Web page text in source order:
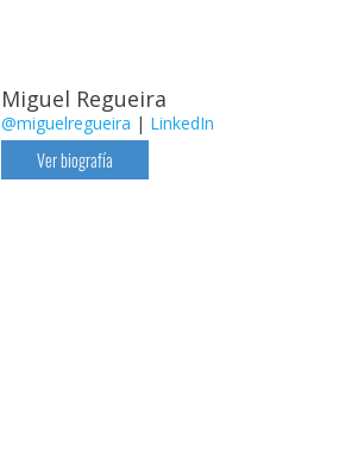
Miguel Regueira
@miguelregueira | LinkedIn
Ver biografía